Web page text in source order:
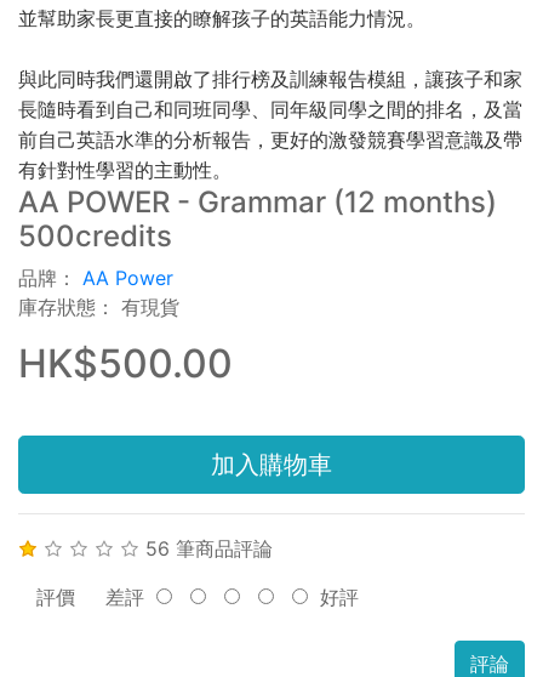
並幫助家長更直接的瞭解孩子的英語能力情況。
與此同時我們還開啟了排行榜及訓練報告模組，讓孩子和家
長隨時看到自己和同班同學、同年級同學之間的排名，及當
前自己英語水準的分析報告，更好的激發競賽學習意識及帶
有針對性學習的主動性。
AA POWER - Grammar (12 months)
500credits
品牌： AA Power
庫存狀態： 有現貨
HK$500.00
加入購物車
56 筆商品評論
評價 差評 好評
評論